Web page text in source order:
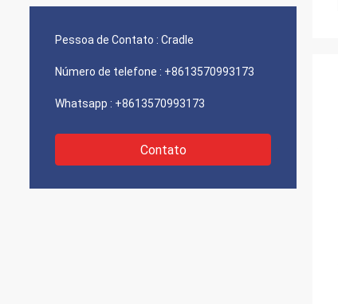
Pessoa de Contato : Cradle
Número de telefone : +8613570993173
Whatsapp : +8613570993173
Contato